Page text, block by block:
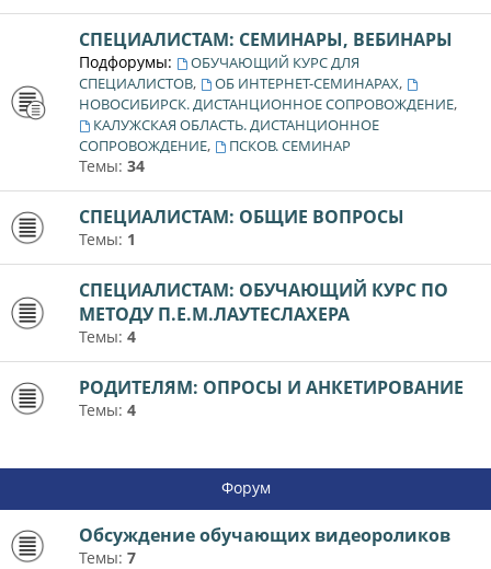
СПЕЦИАЛИСТАМ: СЕМИНАРЫ, ВЕБИНАРЫ
Подфорумы:
ОБУЧАЮЩИЙ КУРС ДЛЯ
СПЕЦИАЛИСТОВ, ОБ ИНТЕРНЕТ-СЕМИНАРАХ,
НОВОСИБИРСК. ДИСТАНЦИОННОЕ СОПРОВОЖДЕНИЕ,
КАЛУЖСКАЯ ОБЛАСТЬ. ДИСТАНЦИОННОЕ
СОПРОВОЖДЕНИЕ, ПСКОВ. СЕМИНАР
Темы: 34
СПЕЦИАЛИСТАМ: ОБЩИЕ ВОПРОСЫ
Темы: 1
СПЕЦИАЛИСТАМ: ОБУЧАЮЩИЙ КУРС ПО
МЕТОДУ П.Е.М.ЛАУТЕСЛАХЕРА
Темы: 4
РОДИТЕЛЯМ: ОПРОСЫ И АНКЕТИРОВАНИЕ
Темы: 4
Форум
Обсуждение обучающих видеороликов
Темы: 7